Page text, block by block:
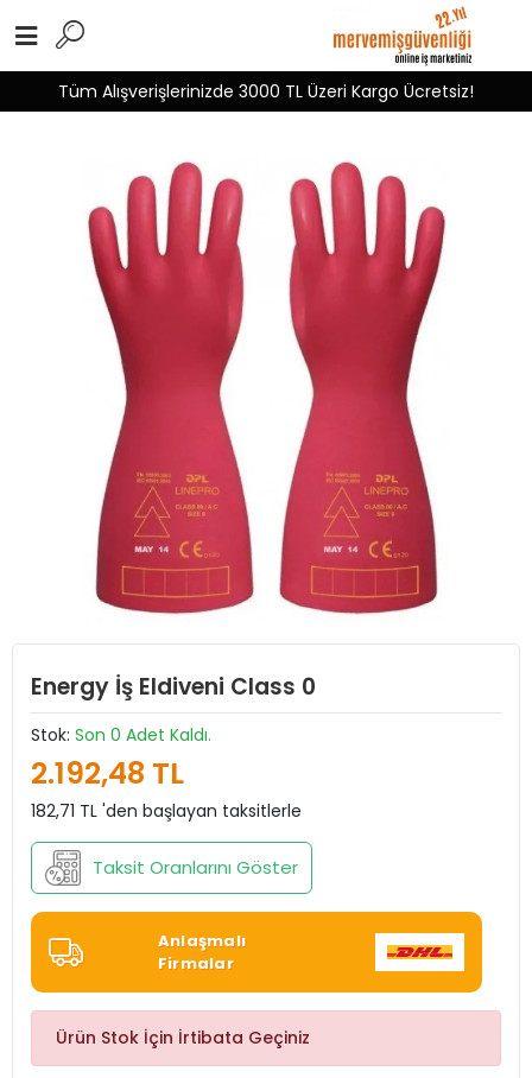
Tüm Alışverişlerinizde 3000 TL Üzeri Kargo Ücretsiz!
Energy İş Eldiveni Class 0
Stok: Son 0 Adet Kaldı.
2.192,48 TL
182,71 TL 'den başlayan taksitlerle
Taksit Oranlarını Göster
Anlaşmalı
Firmalar
Ürün Stok İçin İrtibata Geçiniz